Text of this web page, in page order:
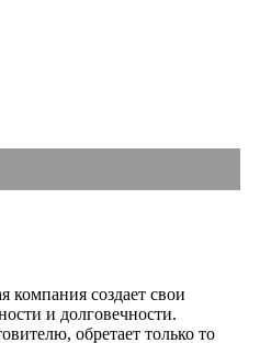
компания создает свои
и долговечности.
обретает только то